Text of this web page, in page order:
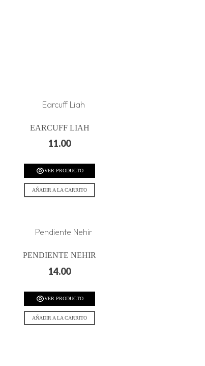
EARCUFF LIAH
11.00
VER PRODUCTO
AÑADIR A LA CARRITO
PENDIENTE NEHIR
14.00
VER PRODUCTO
AÑADIR A LA CARRITO